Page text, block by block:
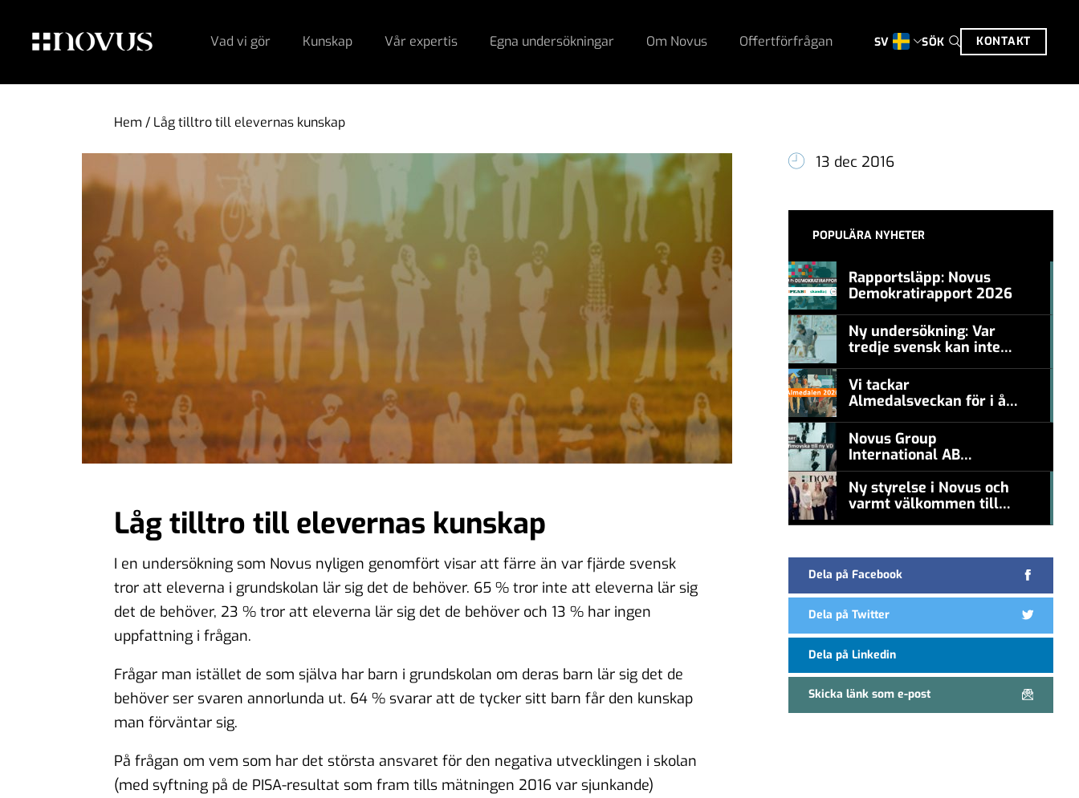
Vad vi gör Kunskap Vår expertis Egna undersökningar Om Novus Offertförfrågan SV SÖK KONTAKT
Hem / Låg tilltro till elevernas kunskap
Låg tilltro till elevernas kunskap
I en undersökning som Novus nyligen genomfört visar att färre än var fjärde svensk
tror att eleverna i grundskolan lär sig det de behöver. 65 % tror inte att eleverna lär sig
det de behöver, 23 % tror att eleverna lär sig det de behöver och 13 % har ingen
uppfattning i frågan.
Frågar man istället de som själva har barn i grundskolan om deras barn lär sig det de
behöver ser svaren annorlunda ut. 64 % svarar att de tycker sitt barn får den kunskap
man förväntar sig.
På frågan om vem som har det största ansvaret för den negativa utvecklingen i skolan
(med syftning på de PISA-resultat som fram tills mätningen 2016 var sjunkande)
13 dec 2016
POPULÄRA NYHETER
Rapportsläpp: Novus
Demokratirapport 2026
Ny undersökning: Var
tredje svensk kan inte
nämna en levande
konstnär
Vi tackar
Almedalsveckan för i år!
Novus Group
International AB
appoints Ana
Serafimovska as new
CEO
Ny styrelse i Novus och
varmt välkommen till
Carl Piva
Dela på Facebook
Dela på Twitter
Dela på Linkedin
Skicka länk som e-post